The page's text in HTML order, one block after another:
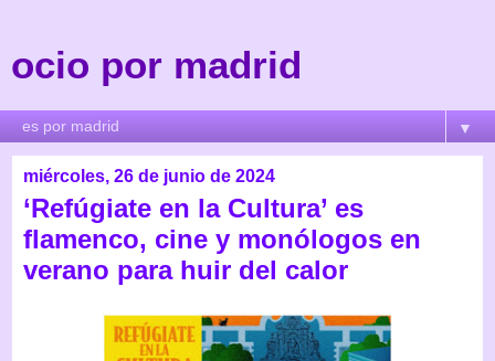
ocio por madrid
▼
miércoles, 26 de junio de 2024
‘Refúgiate en la Cultura’ es
flamenco, cine y monólogos en
verano para huir del calor